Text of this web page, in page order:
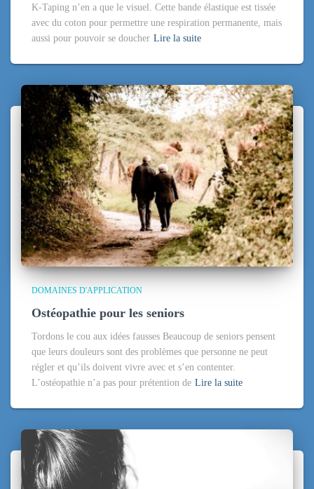
K-Taping n’en a que le visuel. Cette bande élastique est tissée
avec du coton pour permettre une respiration permanente, mais
aussi pour pouvoir se doucher Lire la suite
DOMAINES D'APPLICATION
Ostéopathie pour les seniors
Tordons le cou aux idées fausses Beaucoup de seniors pensent
que leurs douleurs sont des problèmes que personne ne peut
régler et qu’ils doivent vivre avec et s’en contenter.
L’ostéopathie n’a pas pour prétention de Lire la suite